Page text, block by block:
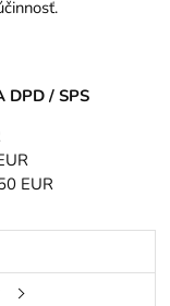
DPD / SPS
EUR